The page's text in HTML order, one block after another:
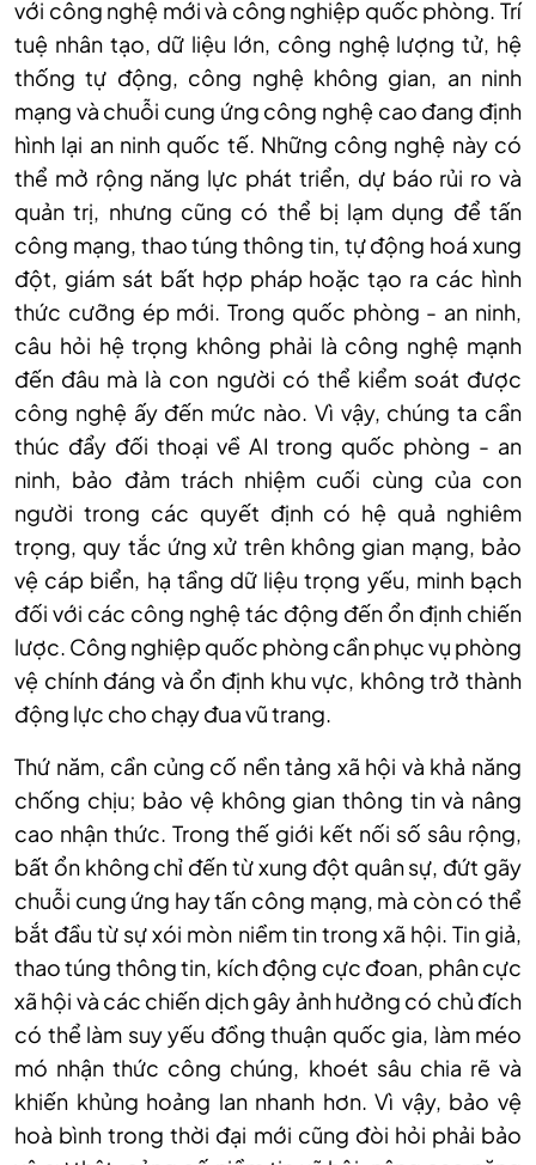
với công nghệ mới và công nghiệp quốc phòng. Trí
tuệ nhân tạo, dữ liệu lớn, công nghệ lượng tử, hệ
thống tự động, công nghệ không gian, an ninh
mạng và chuỗi cung ứng công nghệ cao đang định
hình lại an ninh quốc tế. Những công nghệ này có
thể mở rộng năng lực phát triển, dự báo rủi ro và
quản trị, nhưng cũng có thể bị lạm dụng để tấn
công mạng, thao túng thông tin, tự động hoá xung
đột, giám sát bất hợp pháp hoặc tạo ra các hình
thức cưỡng ép mới. Trong quốc phòng - an ninh,
câu hỏi hệ trọng không phải là công nghệ mạnh
đến đâu mà là con người có thể kiểm soát được
công nghệ ấy đến mức nào. Vì vậy, chúng ta cần
thúc đẩy đối thoại về AI trong quốc phòng - an
ninh, bảo đảm trách nhiệm cuối cùng của con
người trong các quyết định có hệ quả nghiêm
trọng, quy tắc ứng xử trên không gian mạng, bảo
vệ cáp biển, hạ tầng dữ liệu trọng yếu, minh bạch
đối với các công nghệ tác động đến ổn định chiến
lược. Công nghiệp quốc phòng cần phục vụ phòng
vệ chính đáng và ổn định khu vực, không trở thành
động lực cho chạy đua vũ trang.
Thứ năm, cần củng cố nền tảng xã hội và khả năng
chống chịu; bảo vệ không gian thông tin và nâng
cao nhận thức. Trong thế giới kết nối số sâu rộng,
bất ổn không chỉ đến từ xung đột quân sự, đứt gãy
chuỗi cung ứng hay tấn công mạng, mà còn có thể
bắt đầu từ sự xói mòn niềm tin trong xã hội. Tin giả,
thao túng thông tin, kích động cực đoan, phân cực
xã hội và các chiến dịch gây ảnh hưởng có chủ đích
có thể làm suy yếu đồng thuận quốc gia, làm méo
mó nhận thức công chúng, khoét sâu chia rẽ và
khiến khủng hoảng lan nhanh hơn. Vì vậy, bảo vệ
hoà bình trong thời đại mới cũng đòi hỏi phải bảo